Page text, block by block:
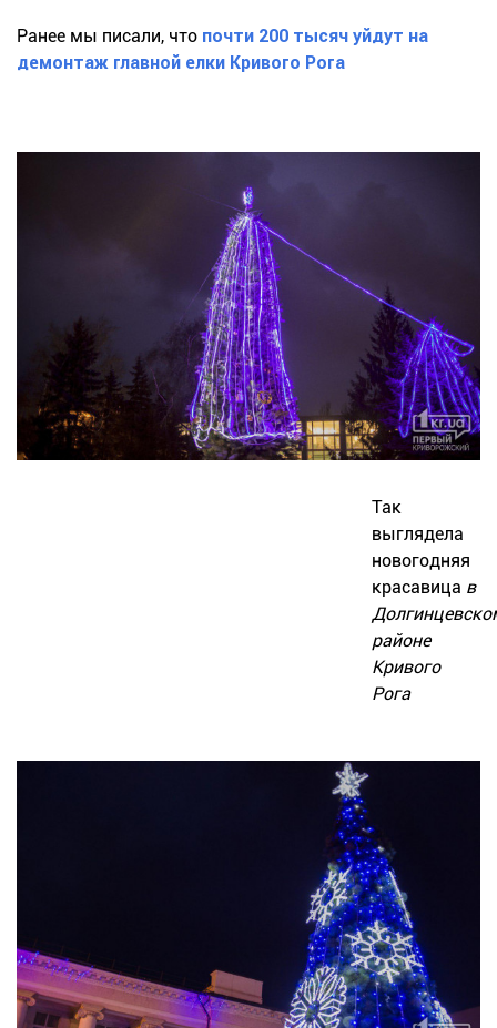
Ранее мы писали, что почти 200 тысяч уйдут на
демонтаж главной елки Кривого Рога
Так
выглядела
новогодняя
красавица в
районе
Кривого
Рога